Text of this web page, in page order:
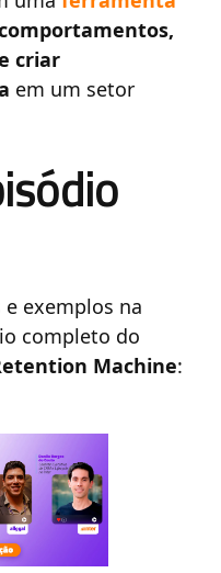
criar
em um setor
exemplos na
completo do
Machine: